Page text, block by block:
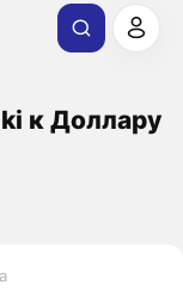
к Доллару